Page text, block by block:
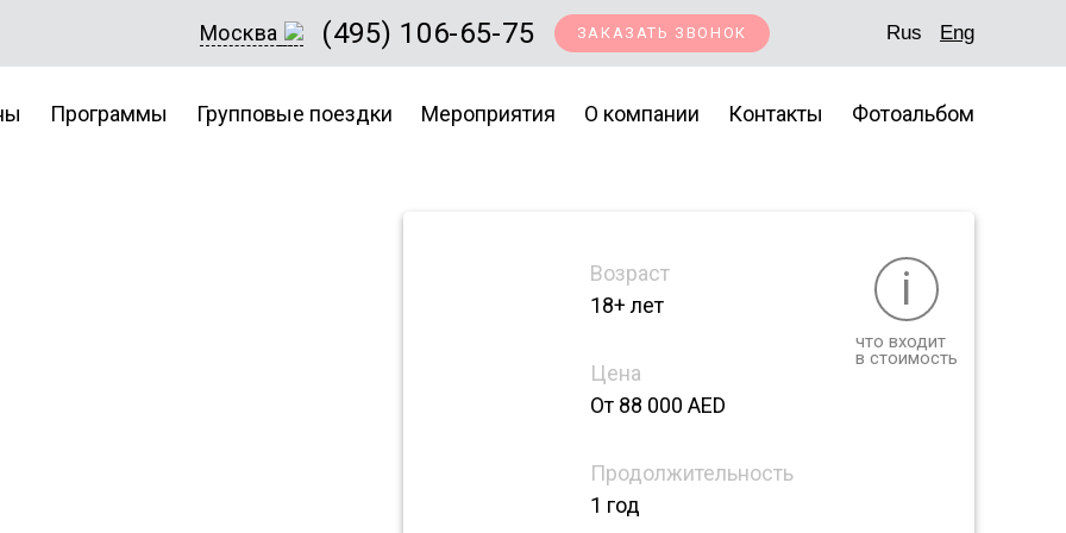
Москва (495) 106-65-75 ЗАКАЗАТЬ ЗВОНОК Rus Eng
Программы Групповые поездки Мероприятия О компании Контакты Фотоальбом
Возраст
18+ лет
i
что входит
в стоимость
Цена
От 88 000 AED
Продолжительность
1 год